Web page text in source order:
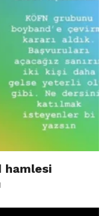
hamlesi